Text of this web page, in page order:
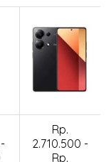
Rp.
2.710.500 -
Rp.